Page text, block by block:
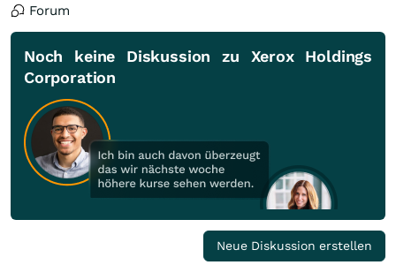
Forum
Noch keine Diskussion zu Xerox Holdings
Corporation
Neue Diskussion erstellen